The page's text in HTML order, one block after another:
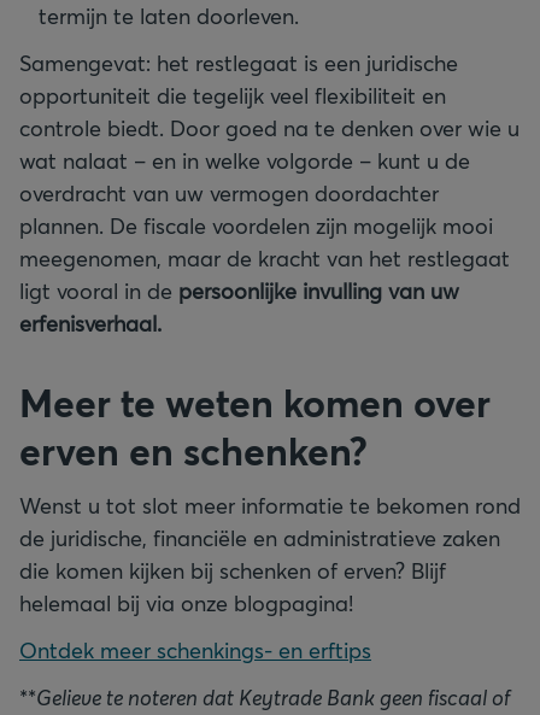
termijn te laten doorleven.
Samengevat: het restlegaat is een juridische
opportuniteit die tegelijk veel flexibiliteit en
controle biedt. Door goed na te denken over wie u
wat nalaat – en in welke volgorde – kunt u de
overdracht van uw vermogen doordachter
plannen. De fiscale voordelen zijn mogelijk mooi
meegenomen, maar de kracht van het restlegaat
ligt vooral in de persoonlijke invulling van uw
erfenisverhaal.
Meer te weten komen over
erven en schenken?
Wenst u tot slot meer informatie te bekomen rond
de juridische, financiële en administratieve zaken
die komen kijken bij schenken of erven? Blijf
helemaal bij via onze blogpagina!
Ontdek meer schenkings- en erftips
**Gelieve te noteren dat Keytrade Bank geen fiscaal of